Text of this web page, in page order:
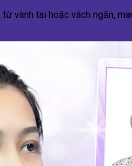
vành tai hoặc vách ngăn,